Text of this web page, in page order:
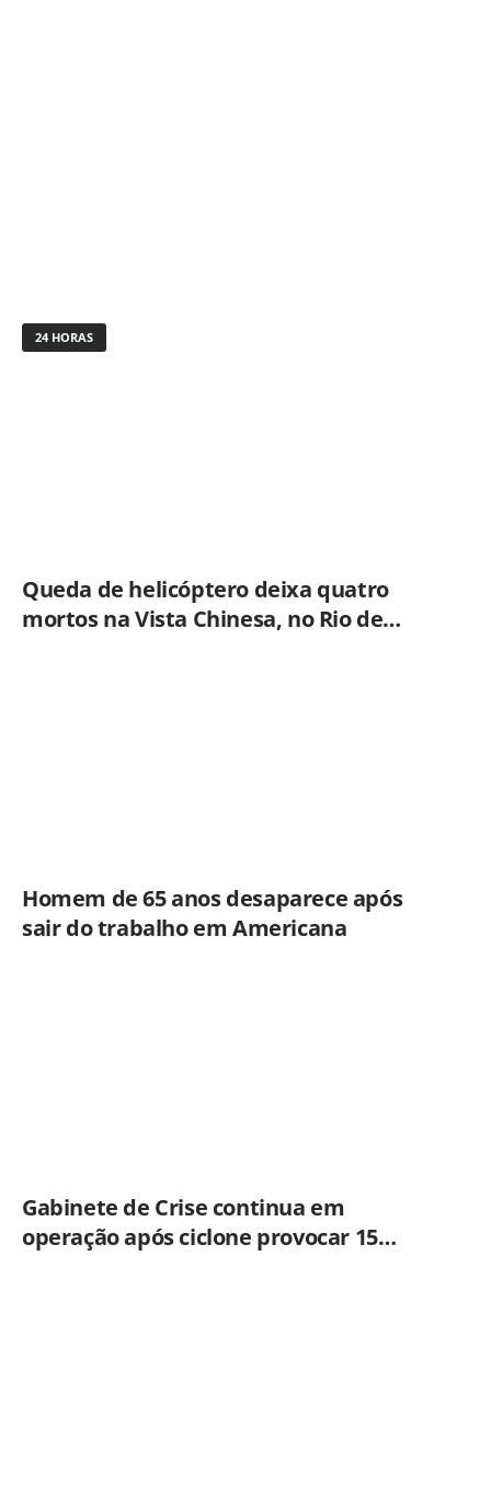
24 HORAS
Queda de helicóptero deixa quatro
mortos na Vista Chinesa, no Rio de
Homem de 65 anos desaparece após
sair do trabalho em Americana
Gabinete de Crise continua em
operação após ciclone provocar 15